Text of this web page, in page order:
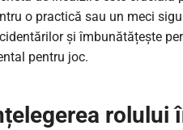
o practică sau un meci
și îmbunătățește
pentru joc.
rolului